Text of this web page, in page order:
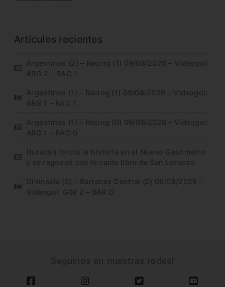
Artículos recientes
Argentinos (2) – Racing (1) 09/08/2026 – Videogol:
ARG 2 – RAC 1
Argentinos (1) – Racing (1) 09/08/2026 – Videogol:
ARG 1 – RAC 1
Argentinos (1) – Racing (0) 09/08/2026 – Videogol:
ARG 1 – RAC 0
Huracán torció la historia en el Nuevo Gasómetro
y se regodeó con la caída libre de San Lorenzo
Gimnasia (2) – Barracas Central (0) 09/08/2026 –
Videogol: GIM 2 – BAR 0